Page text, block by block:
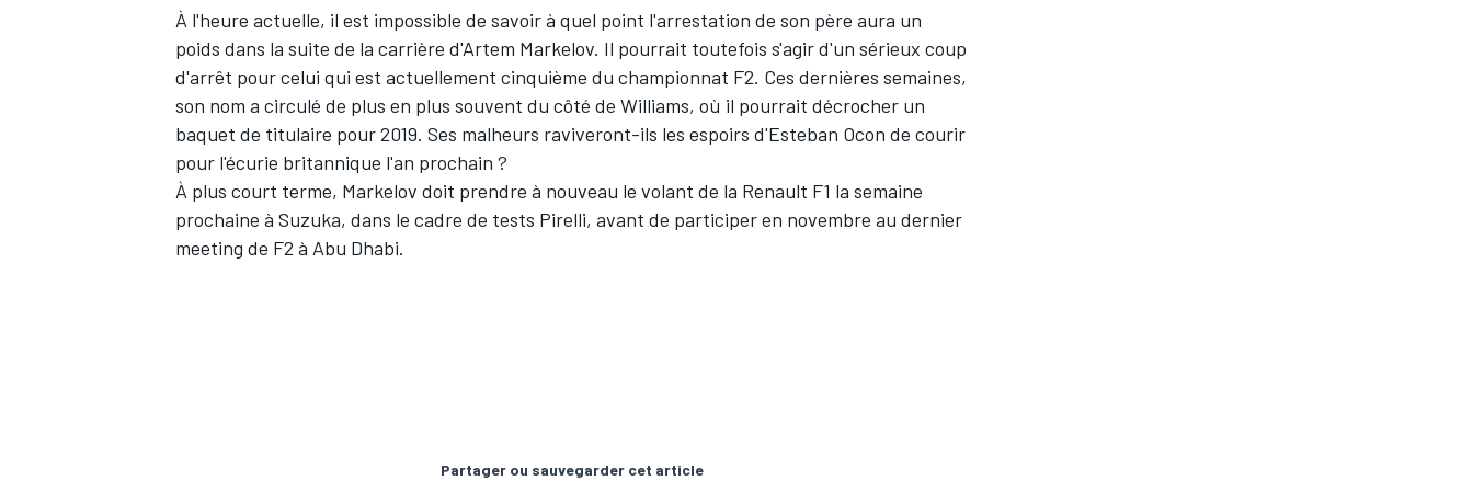
À l'heure actuelle, il est impossible de savoir à quel point l'arrestation de son père aura un
poids dans la suite de la carrière d'Artem Markelov. Il pourrait toutefois s'agir d'un sérieux coup
d'arrêt pour celui qui est actuellement cinquième du championnat F2. Ces dernières semaines,
son nom a circulé de plus en plus souvent du côté de Williams, où il pourrait décrocher un
baquet de titulaire pour 2019. Ses malheurs raviveront-ils les espoirs d'Esteban Ocon de courir
pour l'écurie britannique l'an prochain ?
À plus court terme, Markelov doit prendre à nouveau le volant de la Renault F1 la semaine
prochaine à Suzuka, dans le cadre de tests Pirelli, avant de participer en novembre au dernier
meeting de F2 à Abu Dhabi.
Partager ou sauvegarder cet article